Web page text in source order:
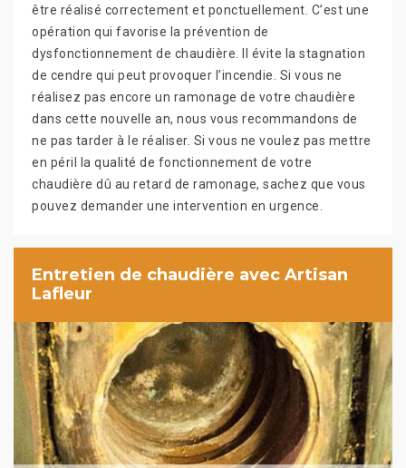
être réalisé correctement et ponctuellement. C’est une
opération qui favorise la prévention de
dysfonctionnement de chaudière. Il évite la stagnation
de cendre qui peut provoquer l’incendie. Si vous ne
réalisez pas encore un ramonage de votre chaudière
dans cette nouvelle an, nous vous recommandons de
ne pas tarder à le réaliser. Si vous ne voulez pas mettre
en péril la qualité de fonctionnement de votre
chaudière dû au retard de ramonage, sachez que vous
pouvez demander une intervention en urgence.
Entretien de chaudière avec Artisan
Lafleur